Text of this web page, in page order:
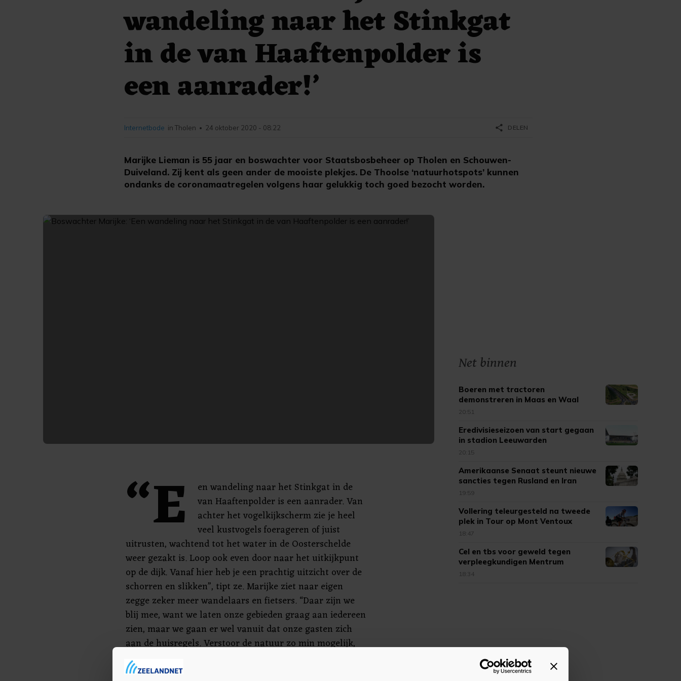
wandeling naar het Stinkgat
in de van Haaftenpolder is
een aanrader!’
Marijke Lieman is 55 jaar en boswachter voor Staatsbosbeheer op Tholen en Schouwen-
Duiveland. Zij kent als geen ander de mooiste plekjes. De Thoolse ‘natuurhotspots’ kunnen
ondanks de coronamaatregelen volgens haar gelukkig toch goed bezocht worden.
Internetbode in Tholen • 24 oktober 2020 - 08:22 share DELEN
“E
en wandeling naar het Stinkgat in de
van Haaftenpolder is een aanrader. Van
achter het vogelkijkscherm zie je heel
veel kustvogels foerageren of juist
uitrusten, wachtend tot het water in de Oosterschelde
weer gezakt is. Loop ook even door naar het uitkijkpunt
op de dijk. Vanaf hier heb je een prachtig uitzicht over de
schorren en slikken”, tipt ze. Marijke ziet naar eigen
zegge zeker meer wandelaars en fietsers. “Daar zijn we
blij mee, want we laten onze gebieden graag aan iedereen
zien, maar we gaan er wel vanuit dat onze gasten zich
aan de huisregels. Verstoor de natuur zo min mogelijk,
beschadig niets, blijf op paden en waar nodig de hond aan
de lijn. En het is erg leuk om vondsten mee naar huis te
Net binnen
Boeren met tractoren
demonstreren in Maas en Waal
20:51
Eredivisieseizoen van start gegaan
in stadion Leeuwarden
20:15
Amerikaanse Senaat steunt nieuwe
sancties tegen Rusland en Iran
19:59
Vollering teleurgesteld na tweede
plek in Tour op Mont Ventoux
18:47
Cel en tbs voor geweld tegen
verpleegkundigen Mentrum
18:34